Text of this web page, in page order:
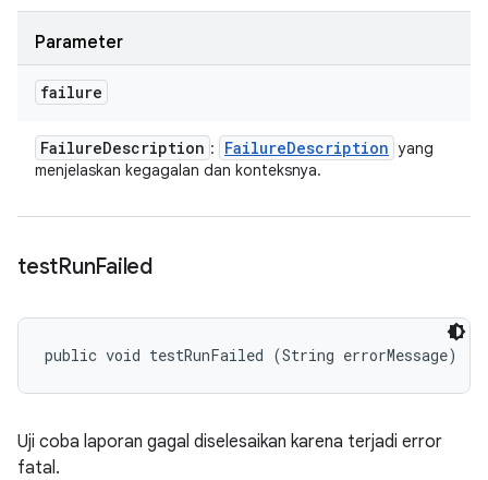
Parameter
failure
FailureDescription : FailureDescription yang
menjelaskan kegagalan dan konteksnya.
testRunFailed
public void testRunFailed (String errorMessage)
Uji coba laporan gagal diselesaikan karena terjadi error
fatal.